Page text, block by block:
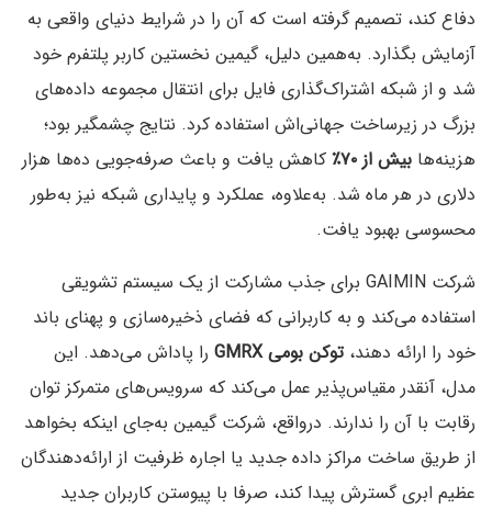
دفاع کند، تصمیم گرفته است که آن را در شرایط دنیای واقعی به
آزمایش بگذارد. به‌همین دلیل، گیمین نخستین کاربر پلتفرم خود
شد و از شبکه اشتراک‌گذاری فایل برای انتقال مجموعه داده‌های
بزرگ در زیرساخت جهانی‌اش استفاده کرد. نتایج چشمگیر بود؛
هزینه‌ها بیش از ۷۰٪
کاهش یافت و باعث صرفه‌جویی ده‌ها هزار
دلاری در هر ماه شد. به‌علاوه، عملکرد و پایداری شبکه نیز به‌طور
محسوسی بهبود یافت.
شرکت GAIMIN برای جذب مشارکت از یک سیستم تشویقی
استفاده می‌کند و به کاربرانی که فضای ذخیره‌سازی و پهنای باند
خود را ارائه دهند،توکن بومی GMRX
را پاداش می‌دهد. این
مدل، آنقدر مقیاس‌پذیر عمل می‌کند که سرویس‌های متمرکز توان
رقابت با آن را ندارند. درواقع، شرکت گیمین به‌جای اینکه بخواهد
از طریق ساخت مراکز داده‌ جدید یا اجاره ظرفیت از ارائه‌دهندگان
عظیم ابری گسترش پیدا کند، صرفا با پیوستن کاربران جدید